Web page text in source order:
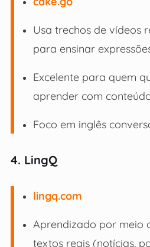
Usa trechos de vídeos
para ensinar
Excelente para quem
aprender com
Foco em inglês
4. LingQ
lingq.com
Aprendizado por meio
textos reais (notícias,